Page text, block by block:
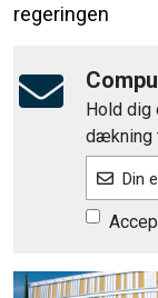
regeringen
Hold
dækning
Din